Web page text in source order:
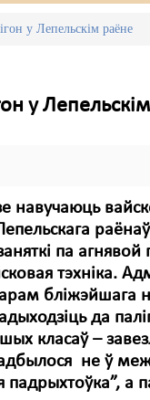
у Лепельскім раёне
у
навучаюць
па агнявой
тэхніка.
бліжэйшага
да
класаў –
не ў
а